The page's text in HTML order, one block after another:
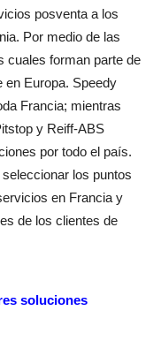
posventa a los
Por medio de las
cuales forman parte de
en Europa. Speedy
Francia; mientras
y Reiff-ABS
por todo el país.
los puntos
en Francia y
de los clientes de
soluciones